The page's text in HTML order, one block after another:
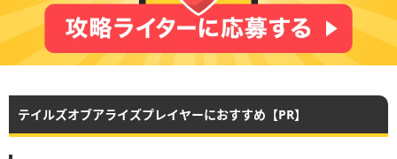
テイルズオブアライズプレイヤーにおすすめ【PR】